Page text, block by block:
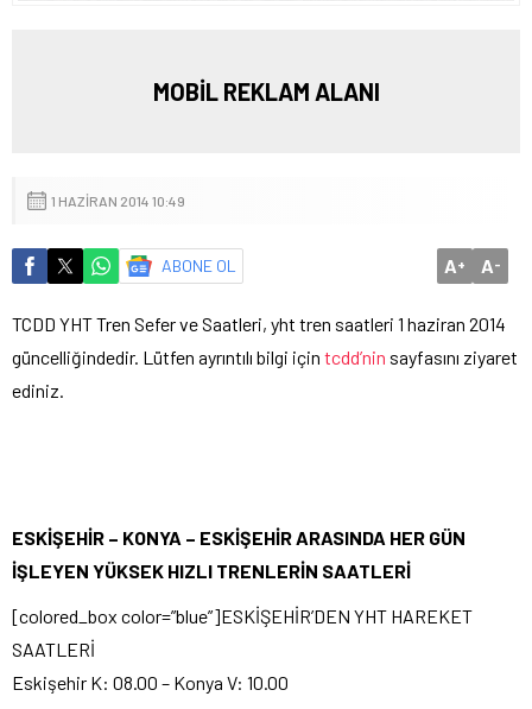
MOBİL REKLAM ALANI
1 HAZIRAN 2014 10:49
ABONE OL A+ A-
TCDD YHT Tren Sefer ve Saatleri, yht tren saatleri 1 haziran 2014
güncelliğindedir. Lütfen ayrıntılı bilgi için tcdd’nin sayfasını ziyaret
ediniz.
ESKİŞEHİR – KONYA – ESKİŞEHİR ARASINDA HER GÜN
İŞLEYEN YÜKSEK HIZLI TRENLERİN SAATLERİ
[colored_box color=”blue”]ESKİŞEHİR’DEN YHT HAREKET
SAATLERİ
Eskişehir K: 08.00 – Konya V: 10.00